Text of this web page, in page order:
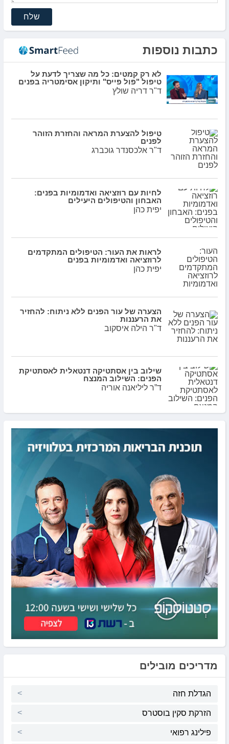
שלח
כתבות נוספות
לא רק קמטים: כל מה שצריך לדעת על
טיפול "פול פייס" ותיקון אסימטריה בפנים
ד"ר דריה שולץ
טיפול להצערת המראה והחזרת הזוהר
לפנים
ד"ר אלכסנדר גוכברג
לחיות עם רוזציאה ואדמומיות בפנים:
האבחון והטיפולים היעילים
יפית כהן
לראות את העור: הטיפולים המתקדמים
לרוזציאה ואדמומיות בפנים
יפית כהן
הצערה של עור הפנים ללא ניתוח: להחזיר
את הרעננות
ד"ר הילה איסקוב
שילוב בין אסתטיקה דנטאלית לאסתטיקת
הפנים: השילוב המנצח
ד”ר ליליאנה אוריה
מדריכים מובילים
הגדלת חזה
הזרקת סקין בוסטרס
פילינג רפואי